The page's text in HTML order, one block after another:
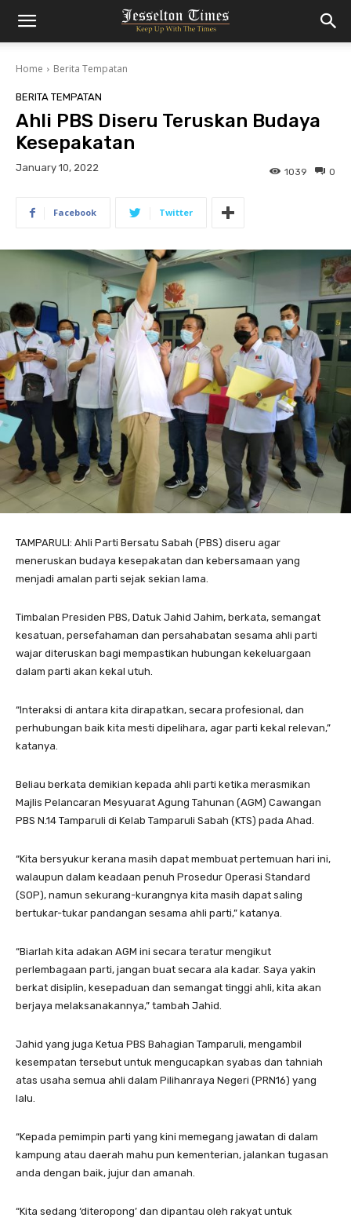
Home Berita Tempatan
BERITA TEMPATAN
Ahli PBS Diseru Teruskan Budaya
Kesepakatan
January 10, 2022 0
1039
Facebook Twitter
TAMPARULI: Ahli Parti Bersatu Sabah (PBS) diseru agar
meneruskan budaya kesepakatan dan kebersamaan yang
menjadi amalan parti sejak sekian lama.
Timbalan Presiden PBS, Datuk Jahid Jahim, berkata, semangat
kesatuan, persefahaman dan persahabatan sesama ahli parti
wajar diteruskan bagi mempastikan hubungan kekeluargaan
dalam parti akan kekal utuh.
“Interaksi di antara kita dirapatkan, secara profesional, dan
perhubungan baik kita mesti dipelihara, agar parti kekal relevan,”
katanya.
Beliau berkata demikian kepada ahli parti ketika merasmikan
Majlis Pelancaran Mesyuarat Agung Tahunan (AGM) Cawangan
PBS N.14 Tamparuli di Kelab Tamparuli Sabah (KTS) pada Ahad.
“Kita bersyukur kerana masih dapat membuat pertemuan hari ini,
walaupun dalam keadaan penuh Prosedur Operasi Standard
(SOP), namun sekurang-kurangnya kita masih dapat saling
bertukar-tukar pandangan sesama ahli parti,” katanya.
“Biarlah kita adakan AGM ini secara teratur mengikut
perlembagaan parti, jangan buat secara ala kadar. Saya yakin
berkat disiplin, kesepaduan dan semangat tinggi ahli, kita akan
berjaya melaksanakannya,” tambah Jahid.
Jahid yang juga Ketua PBS Bahagian Tamparuli, mengambil
kesempatan tersebut untuk mengucapkan syabas dan tahniah
atas usaha semua ahli dalam Pilihanraya Negeri (PRN16) yang
lalu.
“Kepada pemimpin parti yang kini memegang jawatan di dalam
kampung atau daerah mahu pun kementerian, jalankan tugasan
anda dengan baik, jujur dan amanah.
“Kita sedang ‘diteropong’ dan dipantau oleh rakyat untuk